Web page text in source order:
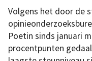
Volgens het door de
Poetin sinds januari
procentpunten